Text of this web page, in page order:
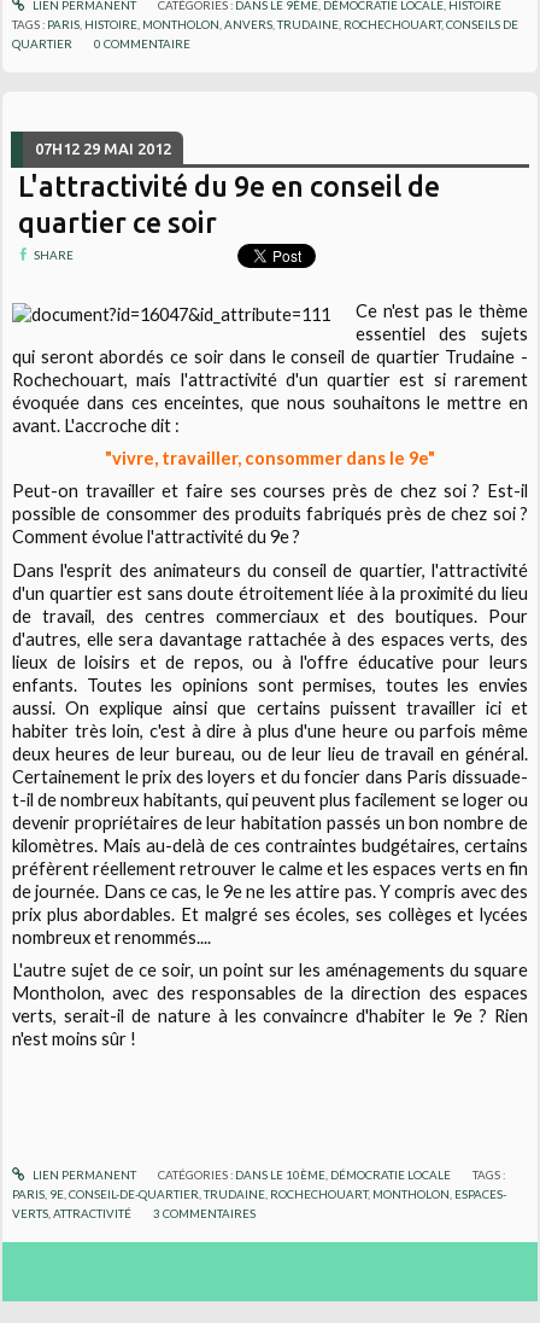
LIEN PERMANENT CATÉGORIES : DANS LE 9ÈME, DÉMOCRATIE LOCALE, HISTOIRE
TAGS : PARIS HISTOIRE MONTHOLON ,ANVERS ,TRUDAINE ROCHECHOUART,CONSEILS DE
QUARTIER
0 COMMENTAIRE
07H12 29 MAI 2012
L'attractivité du 9e en conseil de
quartier ce soir
SHARE
Ce n'est pas le thème
essentiel des sujets
qui seront abordés ce soir dans le conseil de quartier Trudaine -
Rochechouart, mais l'attractivité d'un quartier est si rarement
évoquée dans ces enceintes, que nous souhaitons le mettre en
avant. L'accroche dit :
"vivre, travailler, consommer dans le 9e"
Peut-on travailler et faire ses courses près de chez soi ? Est-il
possible de consommer des produits fabriqués près de chez soi ?
Comment évolue l'attractivité du 9e ?
Dans l'esprit des animateurs du conseil de quartier, l'attractivité
d'un quartier est sans doute étroitement liée à la proximité du lieu
de travail, des centres commerciaux et des boutiques. Pour
d'autres, elle sera davantage rattachée à des espaces verts, des
lieux de loisirs et de repos, ou à l'offre éducative pour leurs
enfants. Toutes les opinions sont permises, toutes les envies
aussi. On explique ainsi que certains puissent travailler ici et
habiter très loin, c'est à dire à plus d'une heure ou parfois même
deux heures de leur bureau, ou de leur lieu de travail en général.
Certainement le prix des loyers et du foncier dans Paris dissuade-
t-il de nombreux habitants, qui peuvent plus facilement se loger ou
devenir propriétaires de leur habitation passés un bon nombre de
kilomètres. Mais au-delà de ces contraintes budgétaires, certains
préfèrent réellement retrouver le calme et les espaces verts en fin
de journée. Dans ce cas, le 9e ne les attire pas. Y compris avec des
prix plus abordables. Et malgré ses écoles, ses collèges et lycées
nombreux et renommés....
L'autre sujet de ce soir, un point sur les aménagements du square
Montholon, avec des responsables de la direction des espaces
verts, serait-il de nature à les convaincre d'habiter le 9e ? Rien
n'est moins sûr !
LIEN PERMANENT CATÉGORIES : DANS LE 10ÈME, DÉMOCRATIE LOCALE
TAGS :
PARIS 9E ,CONSEIL-DE-QUARTIER ,TRUDAINE ROCHECHOUART, MONTHOLON ESPACES-
VERTS ,ATTRACTIVITÉ 3 COMMENTAIRES